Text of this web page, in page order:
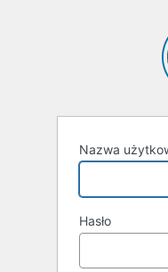
Nazwa
Hasło